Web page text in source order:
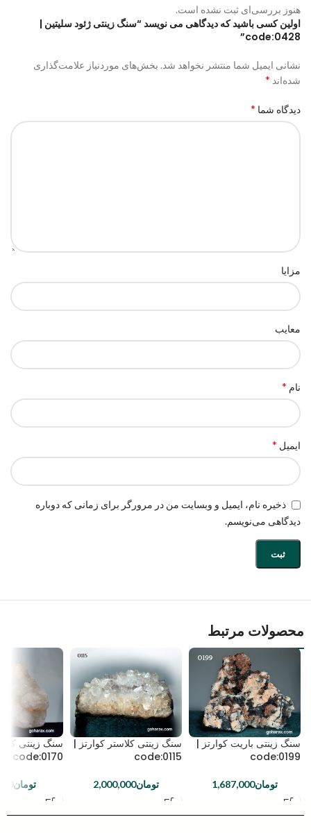
هنوز بررسی‌ای ثبت نشده است.
اولین کسی باشید که دیدگاهی می نویسد “سنگ زینتی ژئود سلیتین |
code:0428”
نشانی ایمیل شما منتشر نخواهد شد. بخش‌های موردنیاز علامت‌گذاری
شده‌اند *
دیدگاه شما *
مزایا
معایب
نام *
ایمیل *
ذخیره نام، ایمیل و وبسایت من در مرورگر برای زمانی که دوباره
دیدگاهی می‌نویسم.
محصولات مرتبط
سنگ زینتی باریت کوارتز |
code:0199
تومان1,687,000
سنگ زینتی کلاستر کوارتز |
code:0115
تومان2,000,000
سنگ زینتی
code:0170
تومان